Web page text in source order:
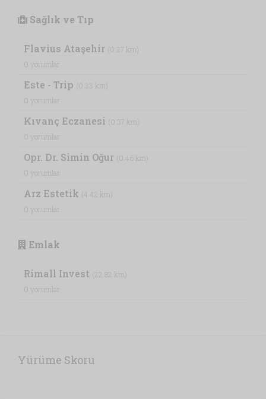
Sağlık ve Tıp
Flavius Ataşehir (0.27 km)
0 yorumlar
Este - Trip (0.33 km)
0 yorumlar
Kıvanç Eczanesi (0.37 km)
0 yorumlar
Opr. Dr. Simin Oğur (0.46 km)
0 yorumlar
Arz Estetik (4.42 km)
0 yorumlar
Emlak
Rimall Invest (22.82 km)
0 yorumlar
Yürüme Skoru